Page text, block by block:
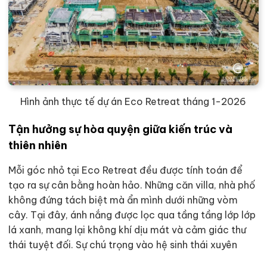
Hình ảnh thực tế dự án Eco Retreat tháng 1-2026
Tận hưởng sự hòa quyện giữa kiến trúc và
thiên nhiên
Mỗi góc nhỏ tại Eco Retreat đều được tính toán để
tạo ra sự cân bằng hoàn hảo. Những căn villa, nhà phố
không đứng tách biệt mà ẩn mình dưới những vòm
cây. Tại đây, ánh nắng được lọc qua tầng tầng lớp lớp
lá xanh, mang lại không khí dịu mát và cảm giác thư
thái tuyệt đối. Sự chú trọng vào hệ sinh thái xuyên